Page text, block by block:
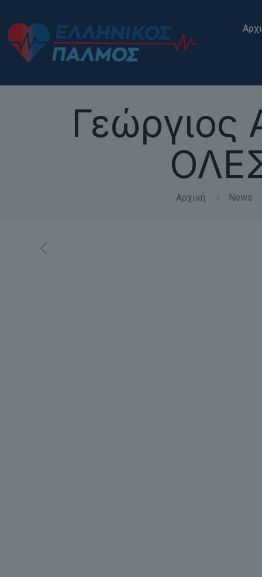
Γεώργιος
Αρχική News